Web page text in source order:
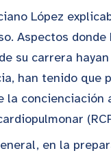
López
Aspectos donde
su carrera
han tenido que
la concienciación
en la